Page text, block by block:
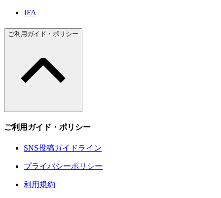
JFA
ご利用ガイド・ポリシー
ご利用ガイド・ポリシー
SNS投稿ガイドライン
プライバシーポリシー
利用規約